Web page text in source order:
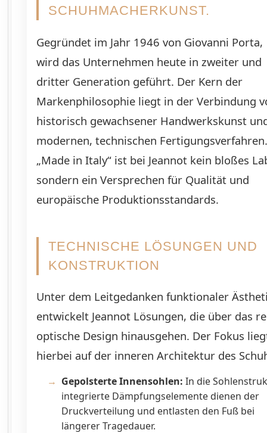
SCHUHMACHERKUNST.
Gegründet im Jahr 1946 von Giovanni Porta,
wird das Unternehmen heute in zweiter und
dritter Generation geführt. Der Kern der
Markenphilosophie liegt in der Verbindung
historisch gewachsener Handwerkskunst
modernen, technischen
„Made in Italy“ ist bei Jeannot kein bloßes
sondern ein Versprechen für Qualität und
europäische Produktionsstandards.
TECHNISCHE LÖSUNGEN UND
KONSTRUKTION
Unter dem Leitgedanken funktionaler
entwickelt Jeannot Lösungen, die über das
optische Design hinausgehen. Der Fokus
hierbei auf der inneren Architektur des
Gepolsterte Innensohlen: In die
integrierte Dämpfungselemente dienen der
Druckverteilung und entlasten den Fuß bei
längerer Tragedauer.